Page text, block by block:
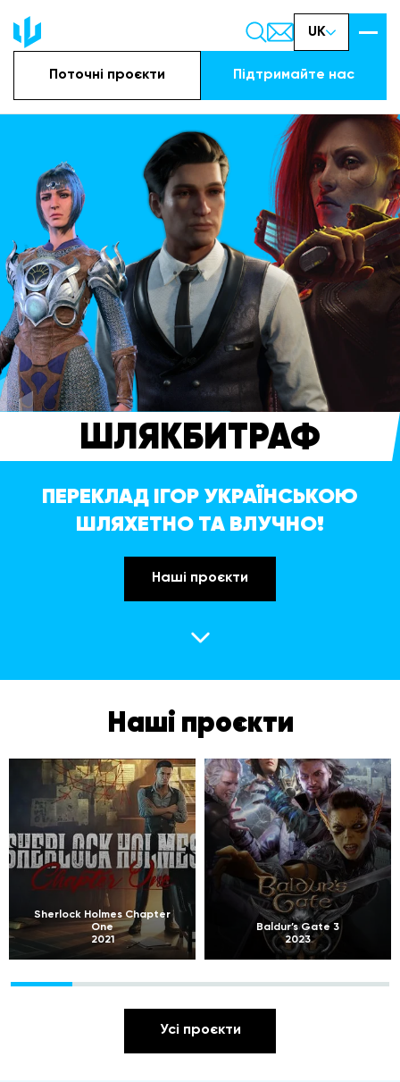
UK
Поточні проєкти Підтримайте наc
ШЛЯКБИТРАФ
ПЕРЕКЛАД ІГОР УКРАЇНСЬКОЮ
ШЛЯХЕТНО ТА ВЛУЧНО!
Наші проєкти
Наші проєкти
Sherlock Holmes Chapter
One
2021
Baldur’s Gate 3
2023
Усі проєкти